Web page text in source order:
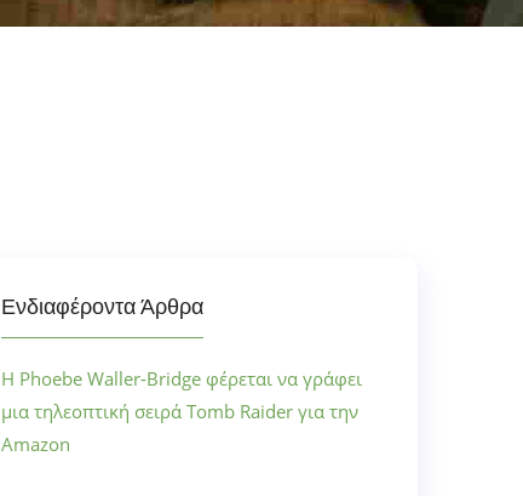
Ενδιαφέροντα Άρθρα
Η Phoebe Waller-Bridge φέρεται να γράφει
μια τηλεοπτική σειρά Tomb Raider για την
Amazon